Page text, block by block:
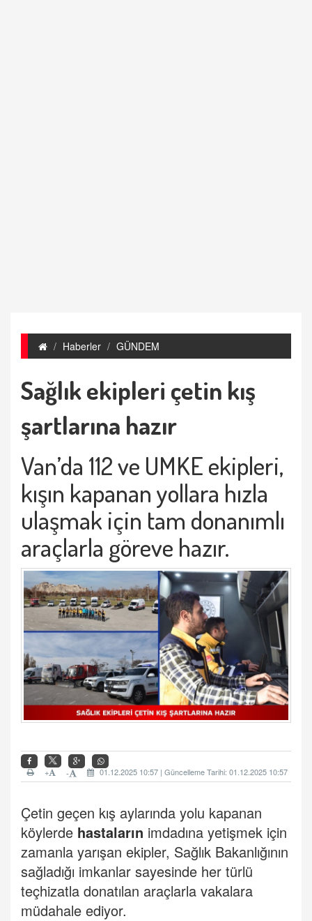
Haberler GÜNDEM
Sağlık ekipleri çetin kış
şartlarına hazır
Van’da 112 ve UMKE ekipleri,
kışın kapanan yollara hızla
ulaşmak için tam donanımlı
araçlarla göreve hazır.
01.12.2025 10:57 | Güncelleme Tarihi: 01.12.2025 10:57
-
+
Çetin geçen kış aylarında yolu kapanan
köylerde hastaların imdadına yetişmek için
zamanla yarışan ekipler, Sağlık Bakanlığının
sağladığı imkanlar sayesinde her türlü
teçhizatla donatılan araçlarla vakalara
müdahale ediyor.